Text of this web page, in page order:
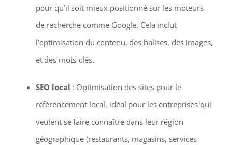
pour qu’il soit mieux positionné sur les moteurs
de recherche comme Google. Cela inclut
l’optimisation du contenu, des balises, des images,
et des mots-clés.
SEO local : Optimisation des sites pour le
référencement local, idéal pour les entreprises qui
veulent se faire connaître dans leur région
géographique (restaurants, magasins, services